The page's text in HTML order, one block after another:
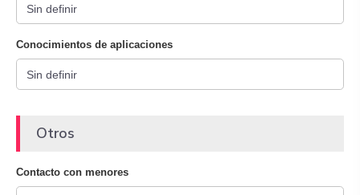
Conocimientos de aplicaciones
Otros
Contacto con menores